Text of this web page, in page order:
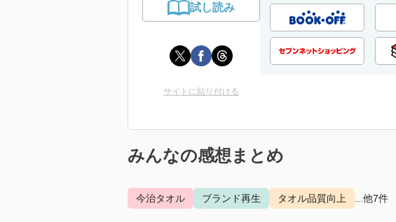
試し読み
サイトに貼り付ける
みんなの感想まとめ
今治タオル ブランド再生 タオル品質向上 ...他7件